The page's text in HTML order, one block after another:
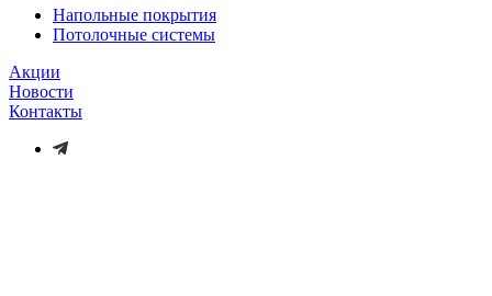
Напольные покрытия
Потолочные системы
Акции
Новости
Контакты